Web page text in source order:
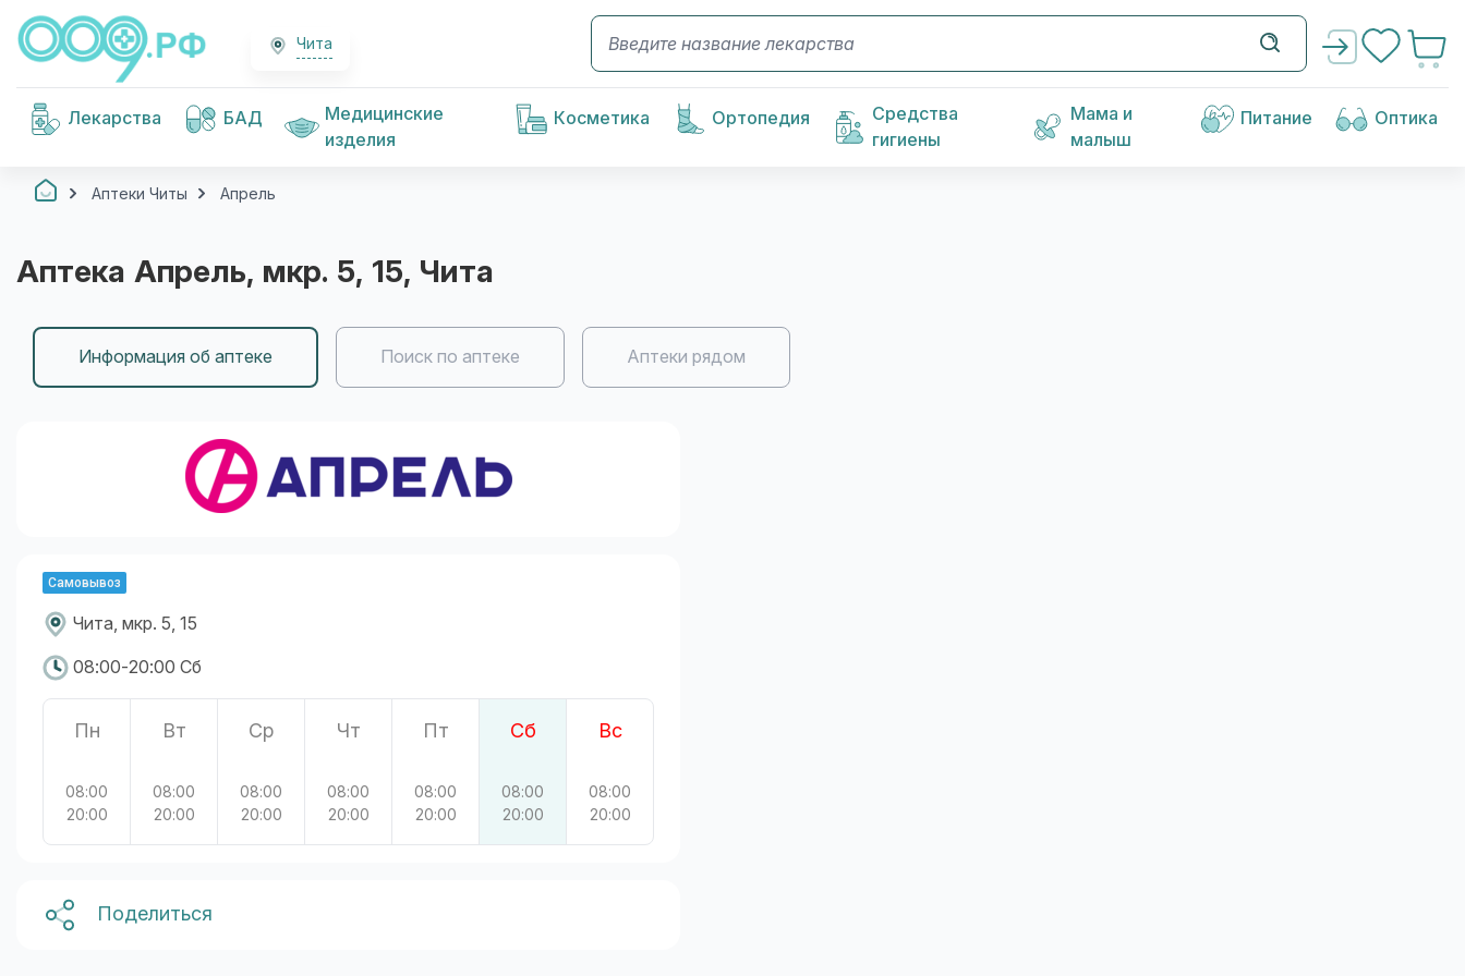
Чита
Лекарства БАД
Медицинские
изделия
Косметика Ортопедия
Средства
гигиены
Мама и
малыш
Питание Оптика
Аптеки Читы Апрель
Аптека Апрель, мкр. 5, 15, Чита
Информация об аптеке Поиск по аптеке Аптеки рядом
Самовывоз
Чита, мкр. 5, 15
08:00-20:00 Сб
Пн
08:00
20:00
Вт
08:00
20:00
Ср
08:00
20:00
Чт
08:00
20:00
Пт
08:00
20:00
Сб
08:00
20:00
Вс
08:00
20:00
Поделиться